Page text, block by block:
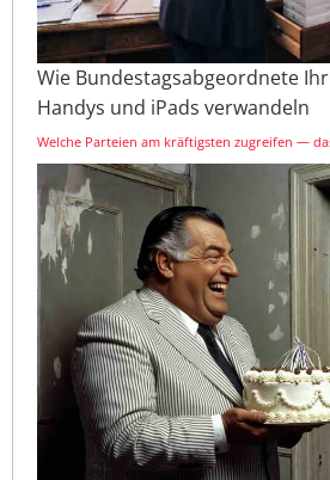
Wie Bundestagsabgeordnete
Handys und iPads verwandeln
Welche Parteien am kräftigsten zugreifen —